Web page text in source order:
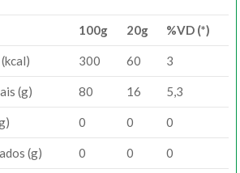
100g 20g %VD (*)
300 60 3
(g) 80 16 5,3
0 0 0
(g) 0 0 0